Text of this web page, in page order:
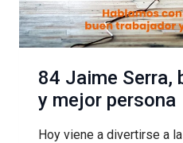
84 Jaime Serra,
y mejor persona
Hoy viene a divertirse a